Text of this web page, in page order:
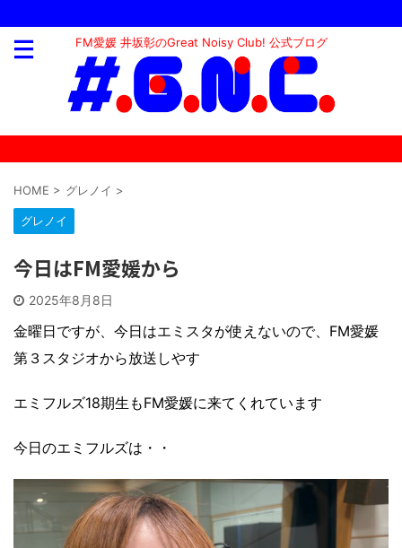
FM愛媛 井坂彰のGreat Noisy Club! 公式ブログ
HOME > グレノイ >
グレノイ
今日はFM愛媛から
2025年8月8日
金曜日ですが、今日はエミスタが使えないので、FM愛媛
第３スタジオから放送しやす
エミフルズ18期生もFM愛媛に来てくれています
今日のエミフルズは・・